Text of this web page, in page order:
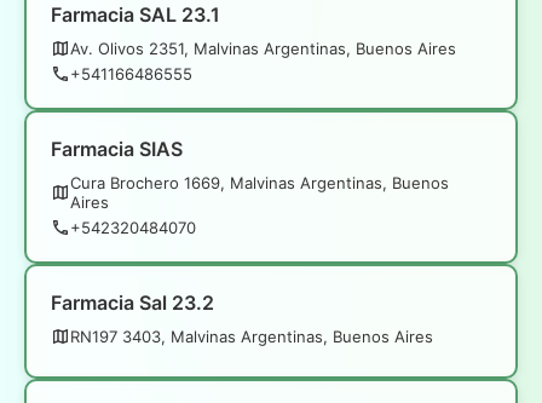
Farmacia SAL 23.1
Av. Olivos 2351, Malvinas Argentinas, Buenos Aires
+541166486555
Farmacia SIAS
Cura Brochero 1669, Malvinas Argentinas, Buenos
Aires
+542320484070
Farmacia Sal 23.2
RN197 3403, Malvinas Argentinas, Buenos Aires